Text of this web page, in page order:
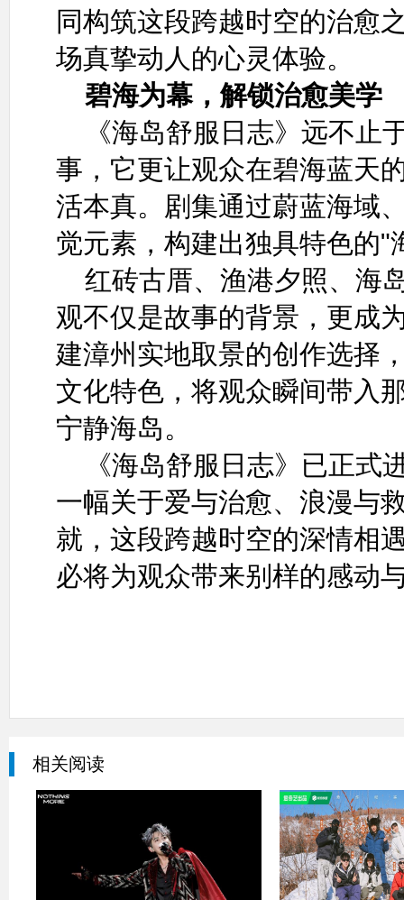
同构筑这段跨越时空的治愈
场真挚动人的心灵体验。
碧海为幕，解锁治愈美学
《海岛舒服日志》远不止
事，它更让观众在碧海蓝天
活本真。剧集通过蔚蓝海域
觉元素，构建出独具特色的"
红砖古厝、渔港夕照、海
观不仅是故事的背景，更成
建漳州实地取景的创作选择
文化特色，将观众瞬间带入
宁静海岛。
《海岛舒服日志》已正式
一幅关于爱与治愈、浪漫与
就，这段跨越时空的深情相
必将为观众带来别样的感动
相关阅读